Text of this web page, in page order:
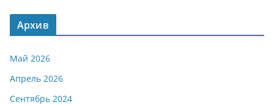
Архив
Май 2026
Апрель 2026
Сентябрь 2024